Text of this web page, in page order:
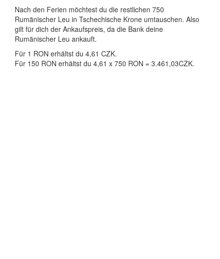
Nach den Ferien möchtest du die restlichen 750
Rumänischer Leu in Tschechische Krone umtauschen. Also
gilt für dich der Ankaufspreis, da die Bank deine
Rumänischer Leu ankauft.
Für 1 RON erhältst du 4,61 CZK.
Für 150 RON erhältst du 4,61 x 750 RON = 3.461,03CZK.